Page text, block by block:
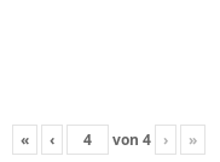
« ‹ von 4 › »